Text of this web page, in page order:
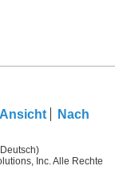
Nach
Inc. Alle Rechte